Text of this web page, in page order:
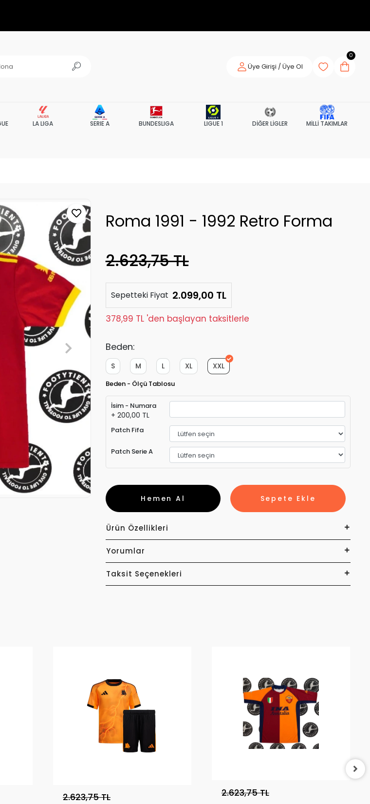
Üye Girişi / Üye Ol
0
LA LIGA SERIE A BUNDESLIGA LIGUE 1 DİĞER LİGLER MİLLİ TAKIMLAR
Roma 1991 - 1992 Retro Forma
2.623,75 TL
Sepetteki Fiyat 2.099,00 TL
378,99 TL 'den başlayan taksitlerle
Beden:
XXL
XL
L
M
S
Beden - Ölçü Tablosu
İsim - Numara
+ 200,00 TL
Patch Fifa
Patch Serie A
Sepete Ekle
Hemen Al
Ürün Özellikleri
Yorumlar
Taksit Seçenekleri
2.623,75 TL 2.623,75 TL